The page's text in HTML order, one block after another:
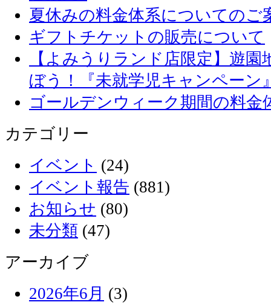
夏休みの料金体系についてのご
ギフトチケットの販売について
【よみうりランド店限定】遊
ぼう！『未就学児キャンペーン
ゴールデンウィーク期間の料金
カテゴリー
イベント (24)
イベント報告 (881)
お知らせ (80)
未分類 (47)
アーカイブ
2026年6月 (3)